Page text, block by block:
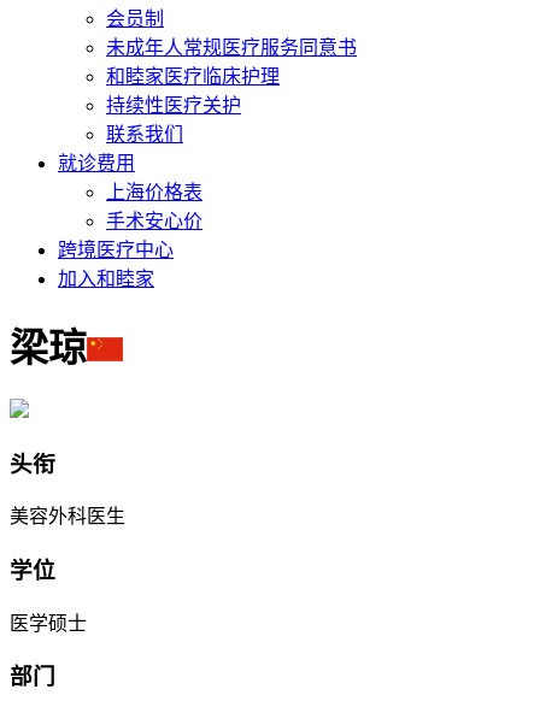
会员制
未成年人常规医疗服务同意书
和睦家医疗临床护理
持续性医疗关护
联系我们
就诊费用
上海价格表
手术安心价
跨境医疗中心
加入和睦家
梁琼
头衔
美容外科医生
学位
医学硕士
部门